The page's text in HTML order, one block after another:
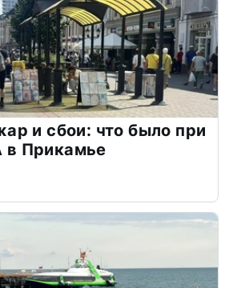
и сбои: что было при
Прикамье